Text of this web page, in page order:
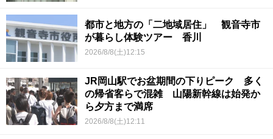
都市と地方の「二地域居住」 観音寺市
が暮らし体験ツアー 香川
2026/8/8(土)12:15
JR岡山駅でお盆期間の下りピーク 多く
の帰省客らで混雑 山陽新幹線は始発か
ら夕方まで満席
2026/8/8(土)12:11